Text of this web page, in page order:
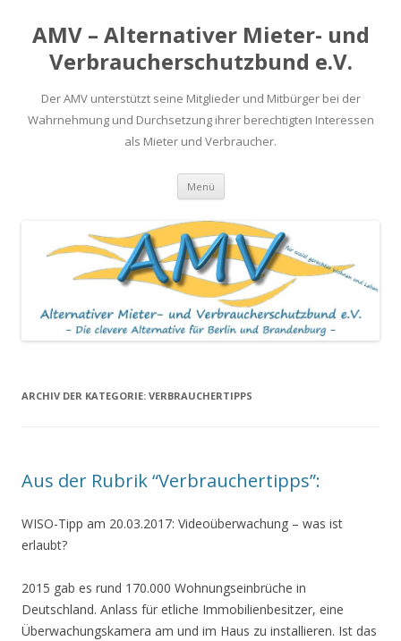
AMV – Alternativer Mieter- und
Verbraucherschutzbund e.V.
Der AMV unterstützt seine Mitglieder und Mitbürger bei der
Wahrnehmung und Durchsetzung ihrer berechtigten Interessen
als Mieter und Verbraucher.
Menü Springe
Inhalt
ARCHIV DER KATEGORIE: VERBRAUCHERTIPPS
Aus der Rubrik “Verbrauchertipps”:
WISO-Tipp am 20.03.2017: Videoüberwachung – was ist
erlaubt?
2015 gab es rund 170.000 Wohnungseinbrüche in
Deutschland. Anlass für etliche Immobilienbesitzer, eine
Überwachungskamera am und im Haus zu installieren. Ist das